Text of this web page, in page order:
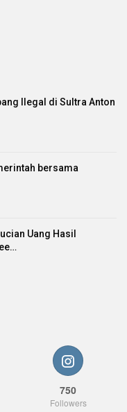
Ilegal di Sultra Anton
bersama
Uang Hasil
750
Followers